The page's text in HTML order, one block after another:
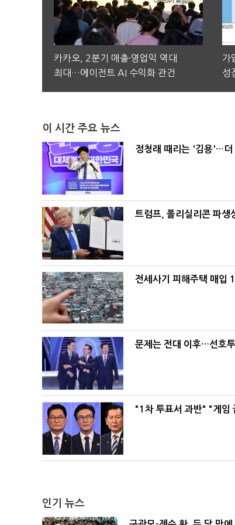
카카오, 2분기 매출·영업익 역대
최대…에이전트 AI 수익화 관건
가
성
이 시간 주요 뉴스
정청래 때리는 '김용'…더
트럼프, 폴리실리콘 파
전세사기 피해주택 매입
문제는 전대 이후…선호
"1차 투표서 과반" "게임
인기 뉴스